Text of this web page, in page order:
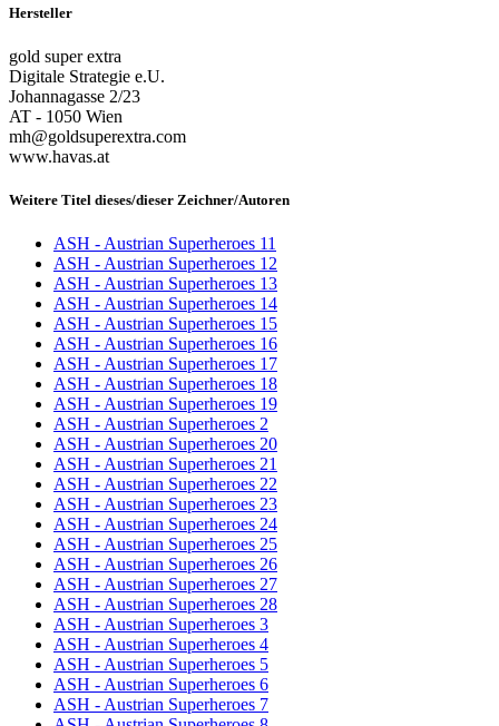
Hersteller
gold super extra
Digitale Strategie e.U.
Johannagasse 2/23
AT - 1050 Wien
mh@goldsuperextra.com
www.havas.at
Weitere Titel dieses/dieser Zeichner/Autoren
ASH - Austrian Superheroes 11
ASH - Austrian Superheroes 12
ASH - Austrian Superheroes 13
ASH - Austrian Superheroes 14
ASH - Austrian Superheroes 15
ASH - Austrian Superheroes 16
ASH - Austrian Superheroes 17
ASH - Austrian Superheroes 18
ASH - Austrian Superheroes 19
ASH - Austrian Superheroes 2
ASH - Austrian Superheroes 20
ASH - Austrian Superheroes 21
ASH - Austrian Superheroes 22
ASH - Austrian Superheroes 23
ASH - Austrian Superheroes 24
ASH - Austrian Superheroes 25
ASH - Austrian Superheroes 26
ASH - Austrian Superheroes 27
ASH - Austrian Superheroes 28
ASH - Austrian Superheroes 3
ASH - Austrian Superheroes 4
ASH - Austrian Superheroes 5
ASH - Austrian Superheroes 6
ASH - Austrian Superheroes 7